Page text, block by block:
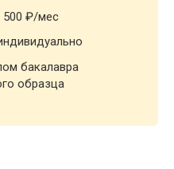
500 ₽/мес
бакалавра
образца